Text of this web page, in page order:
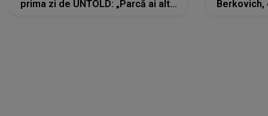
prima zi de UNTOLD: „Parcă ai altă
Berkovich,